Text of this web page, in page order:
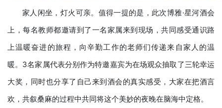
家人闲坐，灯火可亲。值得一提的是，此次博雅·星河酒会
上，每名教师都邀请到了一名家属来到现场，共同感受通识路
上温暖奋进的旅程，向辛勤工作的老师们传递来自家人的温
暖。3名家属代表分别作为特邀嘉宾为在场观众抽取了三轮幸运
大奖，同时也分享了自己来到酒会的真实感受，大家在把酒言
欢，共叙桑麻的过程中共同将这个美妙的夜晚在脑海中定格。